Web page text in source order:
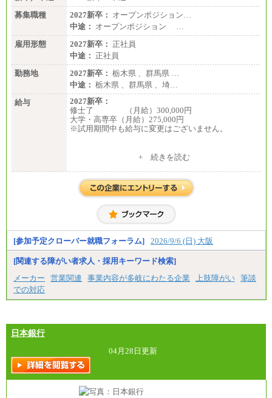
募集職種
2027新卒： オープンポジション…
中途： オープンポジション …
雇用形態
2027新卒： 正社員
中途： 正社員
勤務地
2027新卒： 栃木県 、群馬県 …
中途： 栃木県 、群馬県 、埼…
給与
2027新卒：
修士了 （月給）300,000円
大学・高専卒（月給）275,000円
※試用期間中も給与に変更はございません。
大学・高専卒（月給）275,000円
※試用期間中も給与に変更はございません。
+ 続きを読む
[参加予定クローバー就職フォーラム] 2026/9/6 (日) 大阪
[関連する障がい者求人・採用キーワード検索]
メーカー
営業関連 事業内容が多岐にわたる企業 上肢障がい 筆談
での対応
日本銀行
04月28日更新